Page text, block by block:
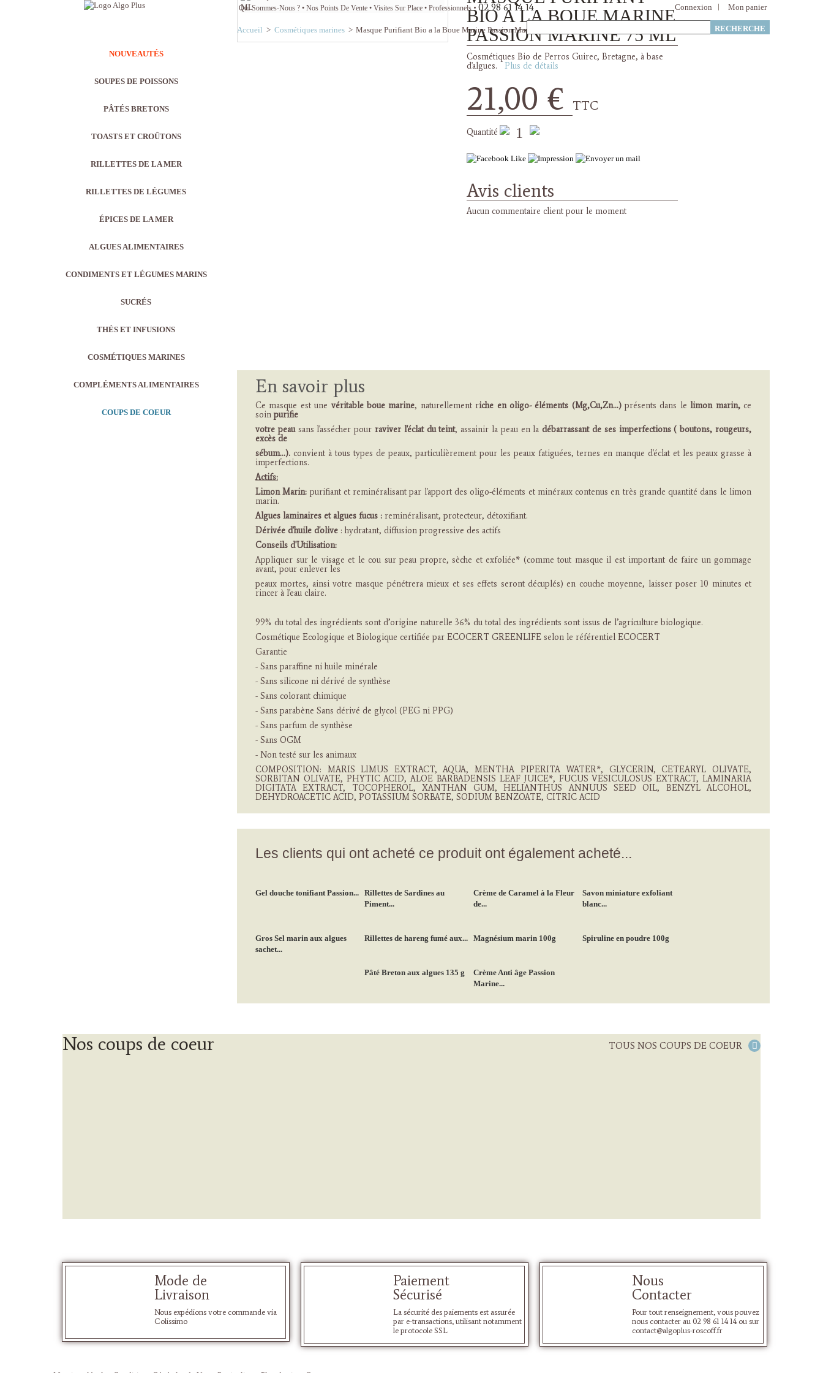
Qui Sommes-Nous ? Nos Points De Vente Visites Sur Place Professionnels 02 98 61 14 14 Mon panier
Connexion
Accueil > Cosmétiques marines > Masque Purifiant Bio a la Boue Marine Passion Marine 75 ml
NOUVEAUTÉS
SOUPES DE POISSONS
PÂTÉS BRETONS
TOASTS ET CROÛTONS
RILLETTES DE LA MER
RILLETTES DE LÉGUMES
ÉPICES DE LA MER
ALGUES ALIMENTAIRES
CONDIMENTS ET LÉGUMES MARINS
SUCRÉS
THÉS ET INFUSIONS
COSMÉTIQUES MARINES
COMPLÉMENTS ALIMENTAIRES
COUPS DE COEUR
BIO A LA BOUE MARINE
PASSION MARINE 75 ML
Cosmétiques Bio de Perros Guirec, Bretagne, à base
d'algues.
Plus de détails
21,00 € TTC
Quantité
Avis clients
Aucun commentaire client pour le moment
En savoir plus
Ce masque est une véritable boue marine, naturellement riche en oligo- éléments (Mg,Cu,Zn...)présents dans lelimon marin,ce
soin purifie
votre peausans l'assécher pourraviver l'éclat du teint, assainir la peau en ladébarrassant de ses imperfections ( boutons, rougeurs,
excès de
sébum...). convient à tous types de peaux, particulièrement pour les peaux fatiguées, ternes en manque d'éclat et les peaux grasse à
imperfections.
Actifs:
Limon Marin: purifiant et reminéralisant par l'apport des oligo-éléments et minéraux contenus en très grande quantité dans le limon
marin.
Algues laminaires et algues fucus : reminéralisant, protecteur, détoxifiant.
Dérivée d'huile d'olive : hydratant, diffusion progressive des actifs
Conseils d'Utilisation:
Appliquer sur le visage et le cou sur peau propre, sèche et exfoliée* (comme tout masque il est important de faire un gommage
avant, pour enlever les
peaux mortes, ainsi votre masque pénétrera mieux et ses effets seront décuplés) en couche moyenne, laisser poser 10 minutes et
rincer à l'eau claire.
99% du total des ingrédients sont d’origine naturelle 36% du total des ingrédients sont issus de l’agriculture biologique.
Cosmétique Ecologique et Biologique certifiée par ECOCERT GREENLIFE selon le référentiel ECOCERT
Garantie
- Sans paraffine ni huile minérale
- Sans silicone ni dérivé de synthèse
- Sans colorant chimique
- Sans parabène Sans dérivé de glycol (PEG ni PPG)
- Sans parfum de synthèse
- Sans OGM
- Non testé sur les animaux
COMPOSITION: MARIS LIMUS EXTRACT, AQUA, MENTHA PIPERITA WATER*, GLYCERIN, CETEARYL OLIVATE,
SORBITAN OLIVATE, PHYTIC ACID, ALOE BARBADENSIS LEAF JUICE*, FUCUS VESICULOSUS EXTRACT, LAMINARIA
DIGITATA EXTRACT, TOCOPHEROL, XANTHAN GUM, HELIANTHUS ANNUUS SEED OIL, BENZYL ALCOHOL,
DEHYDROACETIC ACID, POTASSIUM SORBATE, SODIUM BENZOATE, CITRIC ACID
Les clients qui ont acheté ce produit ont également acheté...
Gel douche tonifiant Passion... Rillettes de Sardines au
Piment...
Crème de Caramel à la Fleur
de...
Savon miniature exfoliant
blanc...
Gros Sel marin aux algues
sachet...
Rillettes de hareng fumé aux... Magnésium marin 100g Spiruline en poudre 100g
Pâté Breton aux algues 135 g
Crème Anti âge Passion
Marine...
Nos coups de coeur TOUS NOS COUPS DE COEUR
Mode de
Livraison
Nous expédions votre commande via
Colissimo
Paiement
Sécurisé
La sécurité des paiements est assurée
par e-transactions, utilisant notamment
le protocole SSL
Nous
Contacter
Pour tout renseignement, vous pouvez
nous contacter au 02 98 61 14 14 ou sur
contact@algoplus-roscoff.fr